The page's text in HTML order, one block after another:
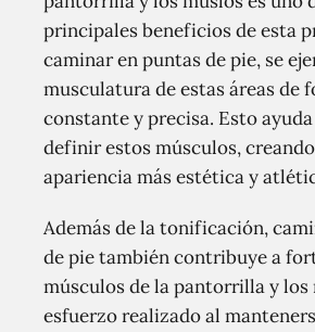
principales beneficios de esta
caminar en puntas de pie, se
musculatura de estas áreas de
constante y precisa. Esto
definir estos músculos,
apariencia más estética y
Además de la tonificación,
de pie también contribuye a
músculos de la pantorrilla y los
esfuerzo realizado al